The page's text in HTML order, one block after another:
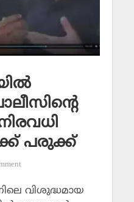
പരുക്ക്
വിശുദ്ധമായ